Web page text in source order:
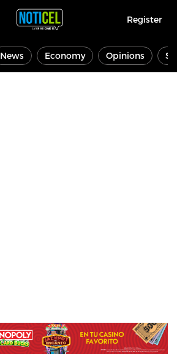
Register
News Economy Opinions